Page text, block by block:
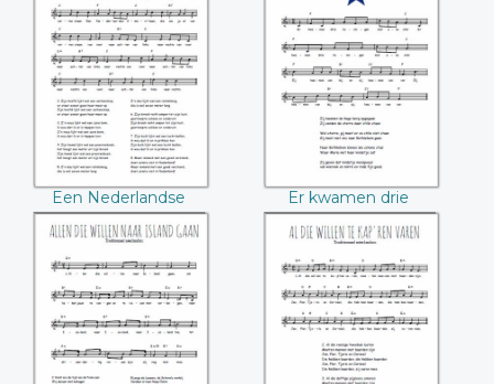
Een Nederlandse
Amerikaan
Een Nederlandse
Amerikaan
Er kwamen drie
koningen met een
ster
Er kwamen drie
koningen met een
ster
Allen die willen
naar Island gaan
Al die willen te
kap'ren varen